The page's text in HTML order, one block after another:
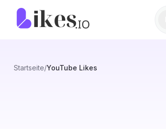
Zum Inhalt springen
Startseite/YouTube Likes